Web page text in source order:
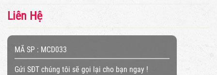
Liên Hệ
MÃ SP : MCD033
Gửi SĐT chúng tôi sẽ gọi lại cho bạn ngay !